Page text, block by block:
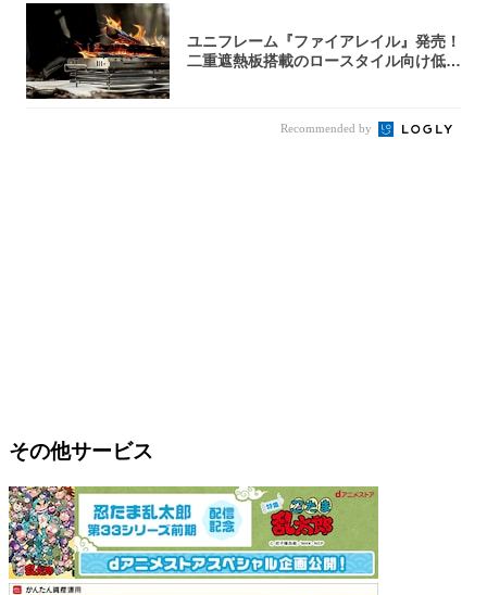
ユニフレーム『ファイアレイル』発売！
二重遮熱板搭載のロースタイル向け低型
Recommended by
その他サービス